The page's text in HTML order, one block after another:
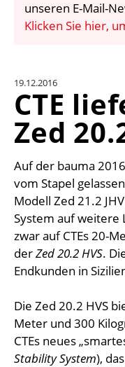
unseren E-Mail-
Klicken Sie hier,
19.12.2016
CTE
Zed
Auf der bauma
vom Stapel
Modell Zed 21.2
System auf weitere
zwar auf CTEs 20-
derZed 20.2 HVS.
Endkunden in
Die Zed 20.2 HVS
Meter und 300
CTEs neues
Stability System),